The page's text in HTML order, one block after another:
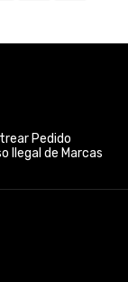
Pedido
Ilegal de Marcas